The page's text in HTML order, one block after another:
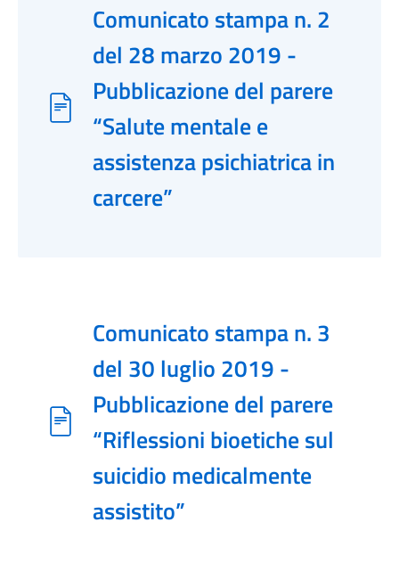
Comunicato stampa n. 2
del 28 marzo 2019 -
Pubblicazione del parere
“Salute mentale e
assistenza psichiatrica in
carcere”
Comunicato stampa n. 3
del 30 luglio 2019 -
Pubblicazione del parere
“Riflessioni bioetiche sul
suicidio medicalmente
assistito”